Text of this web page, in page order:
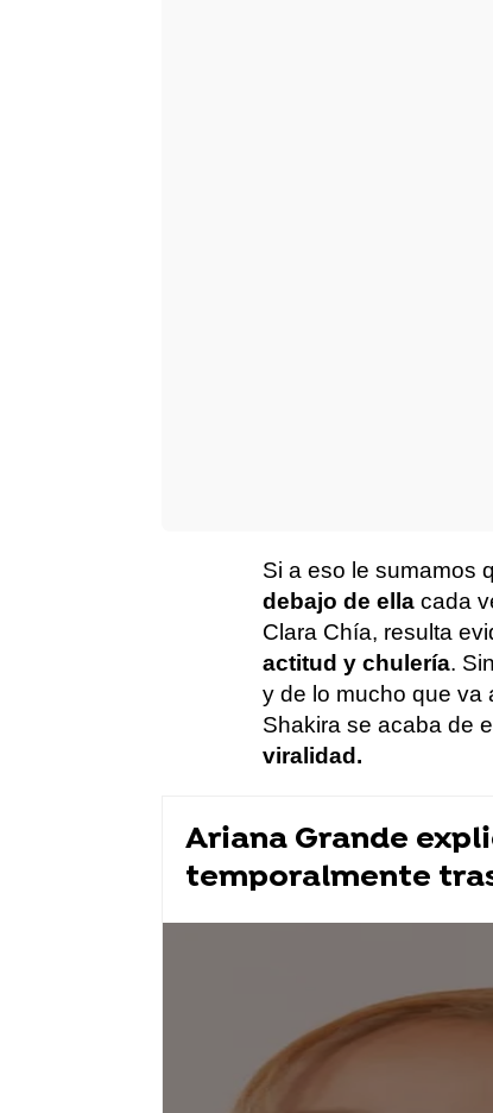
Si a eso le sumamos
debajo de ella cada
Clara Chía, resulta
actitud y chulería.
y de lo mucho que va
Shakira se acaba de
viralidad.
Ariana Grande
temporalmente